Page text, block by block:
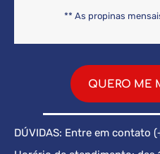
** As propinas
QUERO ME
DÚVIDAS: Entre em contato